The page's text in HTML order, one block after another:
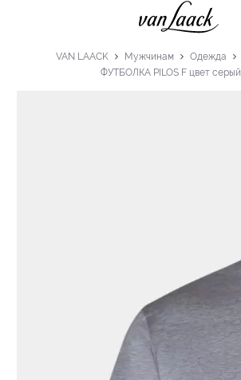
VAN LAACK Мужчинам Одежда
ФУТБОЛКА PILOS F цвет серый